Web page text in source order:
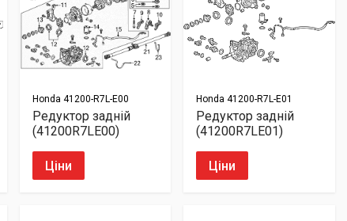
Honda 41200-R7L-E00
Редуктор задній
(41200R7LE00)
Ціни
Honda 41200-R7L-E01
Редуктор задній
(41200R7LE01)
Ціни